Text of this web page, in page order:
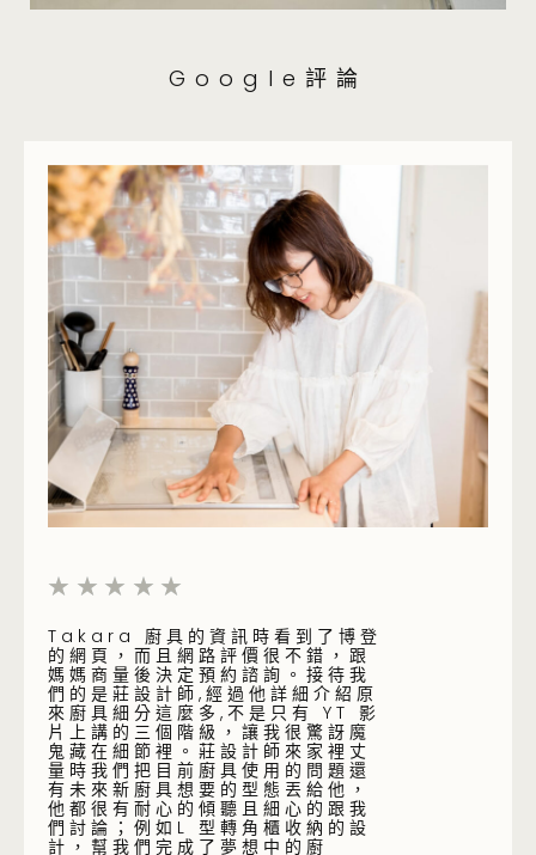
Google評論
★ ★ ★ ★ ★
看到了博登
很不錯，跟
詢。接待我
他詳細介紹原
是只有 YT 影
我很驚訝魔
師來家裡丈
用的問題還
態丟給他，
細心的跟我
櫃收納的設
中的廚
非常感謝高雄博登幫忙我設計夢想
的廚房 非常謝謝李沂潔小姐一路的
幫忙 中間遇到了許多的問題，求助
非常多次 都很熱心的幫我解決問題
無論廚具和熱水器都諮詢過很多次
也給我很多專業的協助。
感謝嘉義東區梁小姐LEMURE系列
簽約成功